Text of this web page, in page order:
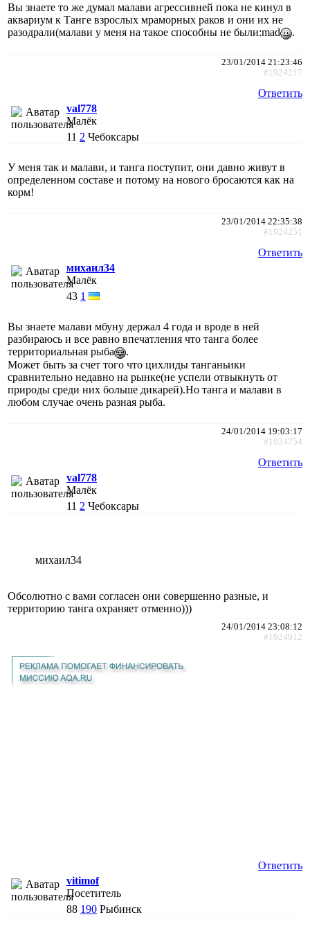
Вы знаете то же думал малави агрессивней пока не кинул в
аквариум к Танге взрослых мраморных раков и они их не
разодрали(малави у меня на такое способны не были:mad
.
23/01/2014 21:23:46
#1924217
Ответить
val778
Малёк
11 2 Чебоксары
У меня так и малави, и танга поступит, они давно живут в
определенном составе и потому на нового бросаются как на
корм!
23/01/2014 22:35:38
#1924251
Ответить
михаил34
Малёк
43 1
Вы знаете малави мбуну держал 4 года и вроде в ней
разбираюсь и все равно впечатления что танга более
территориальная рыба
.
Может быть за счет того что цихлиды танганьики
сравнительно недавно на рынке(не успели отвыкнуть от
природы среди них больше дикарей).Но танга и малави в
любом случае очень разная рыба.
24/01/2014 19:03:17
#1924754
Ответить
val778
Малёк
11 2 Чебоксары
михаил34
Обсолютно с вами согласен они совершенно разные, и
территорию танга охраняет отменно)))
24/01/2014 23:08:12
#1924912
Ответить
vitimof
Посетитель
88 190 Рыбинск